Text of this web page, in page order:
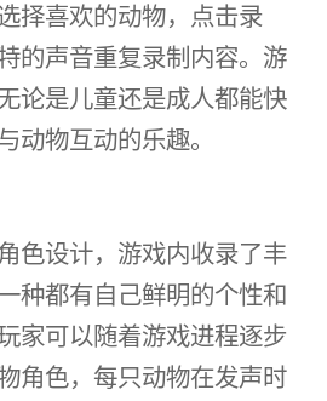
择喜欢的动物，点击录
的声音重复录制内容。游
论是儿童还是成人都能快
动物互动的乐趣。
色设计，游戏内收录了丰
种都有自己鲜明的个性和
家可以随着游戏进程逐步
角色，每只动物在发声时